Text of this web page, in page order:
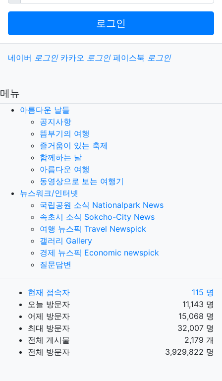
로그인
소셜계정으로 로그인
네이버 로그인 카카오 로그인 페이스북 로그인
메뉴
아름다운 날들
공지사항
뜸부기의 여행
즐거움이 있는 축제
함께하는 날
아름다운 여행
동영상으로 보는 여행기
뉴스워크/인터넷
국립공원 소식 Nationalpark News
속초시 소식 Sokcho-City News
여행 뉴스픽 Travel Newspick
갤러리 Gallery
경제 뉴스픽 Economic newspick
질문답변
현재 접속자
115 명
오늘 방문자
11,143 명
어제 방문자
15,068 명
최대 방문자
32,007 명
전체 게시물
2,179 개
전체 방문자
3,929,822 명